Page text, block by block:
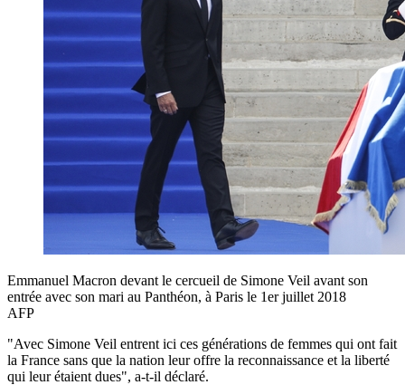
Emmanuel Macron devant le cercueil de Simone Veil avant son
entrée avec son mari au Panthéon, à Paris le 1er juillet 2018
AFP
"Avec Simone Veil entrent ici ces générations de femmes qui ont fait
la France sans que la nation leur offre la reconnaissance et la liberté
qui leur étaient dues", a-t-il déclaré.